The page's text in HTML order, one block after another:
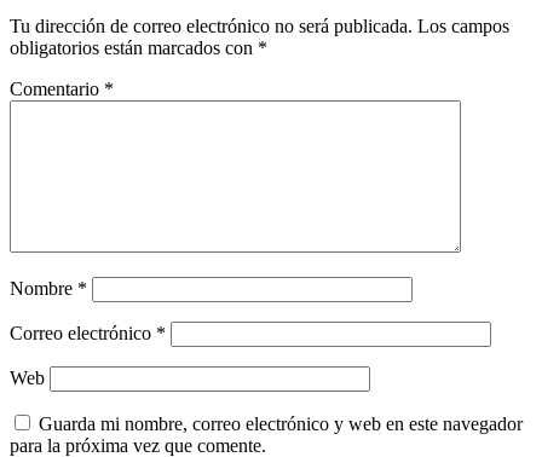
Tu dirección de correo electrónico no será publicada. Los campos
obligatorios están marcados con *
Comentario *
Nombre *
Correo electrónico *
Web
Guarda mi nombre, correo electrónico y web en este navegador
para la próxima vez que comente.